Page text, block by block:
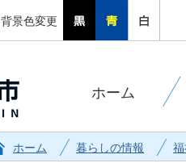
背景色変更
ホーム
ホーム 暮らしの情報